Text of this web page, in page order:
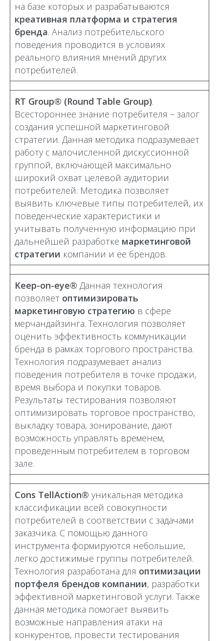
на базе которых и разрабатываются
креативная платформа и стратегия
бренда. Анализ потребительского
поведения проводится в условиях
реального влияния мнений других
потребителей.
RT Group® (Round Table Group).
Всестороннее знание потребителя – залог
создания успешной маркетинговой
стратегии. Данная методика подразумевает
работу с малочисленной дискуссионной
группой, включающей максимально
широкий охват целевой аудитории
потребителей. Методика позволяет
выявить ключевые типы потребителей, их
поведенческие характеристики и
учитывать полученную информацию при
дальнейшей разработке маркетинговой
стратегии компании и ее брендов.
Keep-on-eye® Данная технология
позволяет оптимизировать
маркетинговую стратегию в сфере
мерчандайзинга. Технология позволяет
оценить эффективность коммуникации
бренда в рамках торгового пространства.
Технология подразумевает анализ
поведения потребителя в точке продажи,
время выбора и покупки товаров.
Результаты тестирования позволяют
оптимизировать торговое пространство,
выкладку товара, зонирование, дают
возможность управлять временем,
проведенным потребителем в торговом
зале.
Cons TellAction® уникальная методика
классификации всей совокупности
потребителей в соответствии с задачами
заказчика. С помощью данного
инструмента формируются небольшие,
легко достижимые группы потребителей.
Технология разработана для оптимизации
портфеля брендов компании, разработки
эффективной маркетинговой услуги. Также
данная методика помогает выявить
возможные направления атаки на
конкурентов, провести тестирования